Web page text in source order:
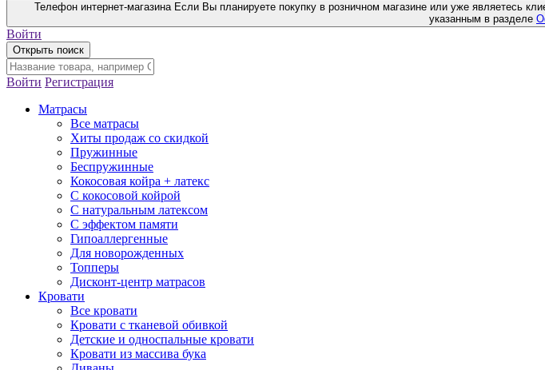
Телефон интернет-магазина Если Вы планируете покупку в розничном магазине или уже являетесь
указанным в разделе
Войти
Открыть поиск
Войти Регистрация
Матрасы
Все матрасы
Хиты продаж со скидкой
Пружинные
Беспружинные
Кокосовая койра + латекс
С кокосовой койрой
С натуральным латексом
С эффектом памяти
Гипоаллергенные
Для новорожденных
Топперы
Дисконт-центр матрасов
Кровати
Все кровати
Кровати с тканевой обивкой
Детские и односпальные кровати
Кровати из массива бука